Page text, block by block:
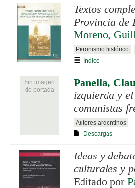
Textos
Provincia de
Moreno,
Peronismo histórico
Índice
Sin imagen
de portada
Panella,
izquierda y
comunistas
Autores argentinos
Descargas
Ideas y
culturales y
Editado por